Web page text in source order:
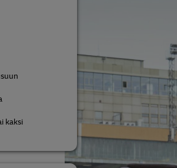
kaksi